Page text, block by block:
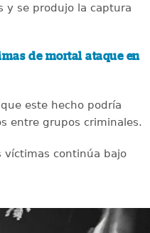
y se produjo la captura
de mortal ataque en
este hecho podría
entre grupos criminales.
víctimas continúa bajo